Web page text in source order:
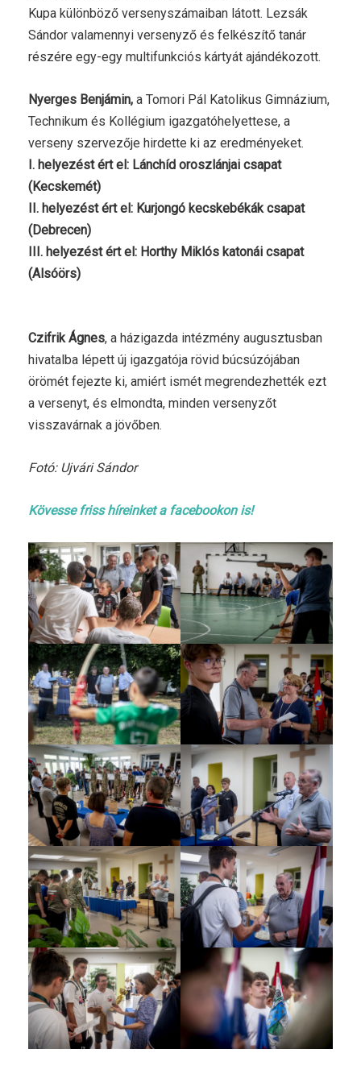
Kupa különböző versenyszámaiban látott. Lezsák
Sándor valamennyi versenyző és felkészítő tanár
részére egy-egy multifunkciós kártyát ajándékozott.
Nyerges Benjámin, a Tomori Pál Katolikus Gimnázium,
Technikum és Kollégium igazgatóhelyettese, a
verseny szervezője hirdette ki az eredményeket.
I. helyezést ért el: Lánchíd oroszlánjai csapat
(Kecskemét)
II. helyezést ért el: Kurjongó kecskebékák csapat
(Debrecen)
III. helyezést ért el: Horthy Miklós katonái csapat
(Alsóörs)
Czifrik Ágnes, a házigazda intézmény augusztusban
hivatalba lépett új igazgatója rövid búcsúzójában
örömét fejezte ki, amiért ismét megrendezhették ezt
a versenyt, és elmondta, minden versenyzőt
visszavárnak a jövőben.
Fotó: Ujvári Sándor
Kövesse friss híreinket a facebookon is!